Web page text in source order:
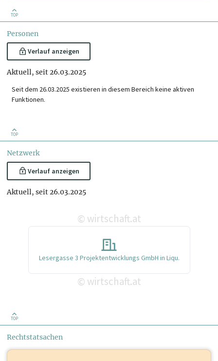
TOP
Personen
Verlauf anzeigen
Aktuell, seit 26.03.2025
Seit dem 26.03.2025 existieren in diesem Bereich keine aktiven
Funktionen.
TOP
Netzwerk
Verlauf anzeigen
Aktuell, seit 26.03.2025
© wirtschaft.at
Lesergasse 3 Projektentwicklungs GmbH in Liqu.
© wirtschaft.at
TOP
Rechtstatsachen